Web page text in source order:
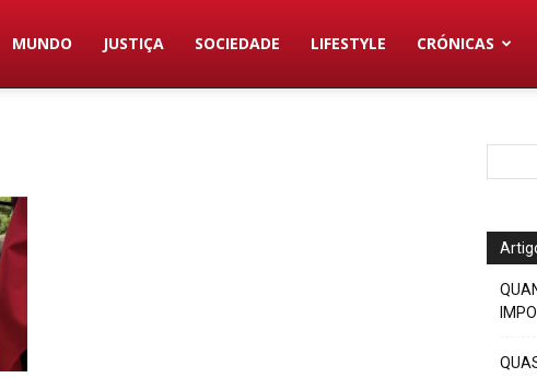
MUNDO JUSTIÇA SOCIEDADE LIFESTYLE CRÓNICAS